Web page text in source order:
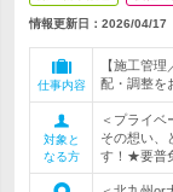
情報更新日：2026/04/17
仕事内容
【施工管
配・調整を
対象と
なる方
＜プライ
その想い、
す！★要普